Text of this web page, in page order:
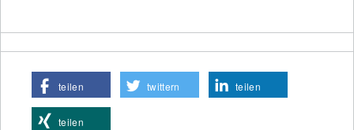
teilen twittern teilen
teilen